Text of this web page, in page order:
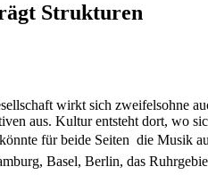
Strukturen
wirkt sich zweifelsohne
aus. Kultur entsteht dort, wo
für beide Seiten  die Musik
Basel, Berlin, das